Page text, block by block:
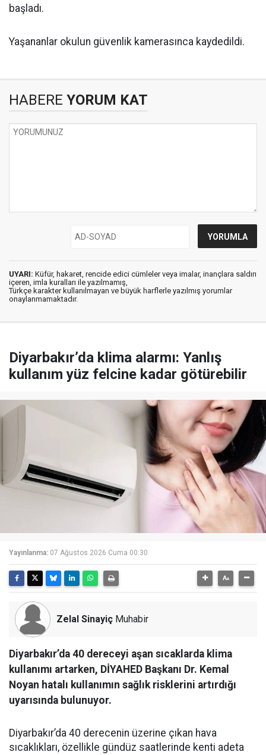
başladı.
Yaşananlar okulun güvenlik kamerasınca kaydedildi.
HABERE YORUM KAT
UYARI: Küfür, hakaret, rencide edici cümleler veya imalar, inançlara saldırı
içeren, imla kuralları ile yazılmamış,
Türkçe karakter kullanılmayan ve büyük harflerle yazılmış yorumlar
onaylanmamaktadır.
Diyarbakır’da klima alarmı: Yanlış
kullanım yüz felcine kadar götürebilir
Yayınlanma: 07 Ağustos 2026 Cuma 00:30
Zelal Sinayiç Muhabir
Diyarbakır’da 40 dereceyi aşan sıcaklarda klima
kullanımı artarken, DİYAHED Başkanı Dr. Kemal
Noyan hatalı kullanımın sağlık risklerini artırdığı
uyarısında bulunuyor.
Diyarbakır’da 40 derecenin üzerine çıkan hava
sıcaklıkları, özellikle gündüz saatlerinde kenti adeta